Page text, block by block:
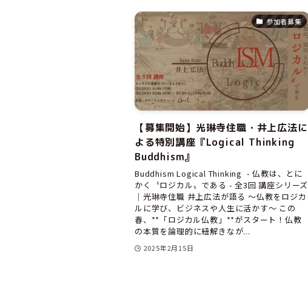
参加者募集
【募集開始】光琳寺住職・井上広法に
よる特別講座『Logical Thinking
Buddhism』
Buddhism Logical Thinking - 仏教は、とに
かく〝ロジカル〟である - 全3回 講座シリーズ
｜光琳寺住職 井上広法が語る ～仏教をロジカ
ルに学び、ビジネスや人生に活かす～ この
春、**「ロジカル仏教」**がスタート！仏教
の本質を論理的に紐解きなが...
2025年2月15日